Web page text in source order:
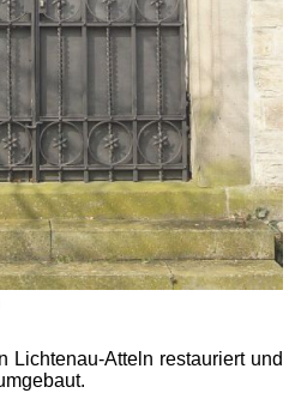
Lichtenau-Atteln restauriert und